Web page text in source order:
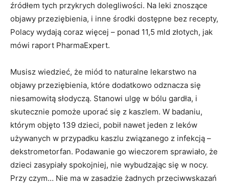
źródłem tych przykrych dolegliwości. Na leki znoszące
objawy przeziębienia, i inne środki dostępne bez recepty,
Polacy wydają coraz więcej – ponad 11,5 mld złotych, jak
mówi raport PharmaExpert.
Musisz wiedzieć, że miód to naturalne lekarstwo na
objawy przeziębienia, które dodatkowo odznacza się
niesamowitą słodyczą. Stanowi ulgę w bólu gardła, i
skutecznie pomoże uporać się z kaszlem. W badaniu,
którym objęto 139 dzieci, pobił nawet jeden z leków
używanych w przypadku kaszlu związanego z infekcją –
dekstrometorfan. Podawanie go wieczorem sprawiało, że
dzieci zasypiały spokojniej, nie wybudzając się w nocy.
Przy czym… Nie ma w zasadzie żadnych przeciwwskazań